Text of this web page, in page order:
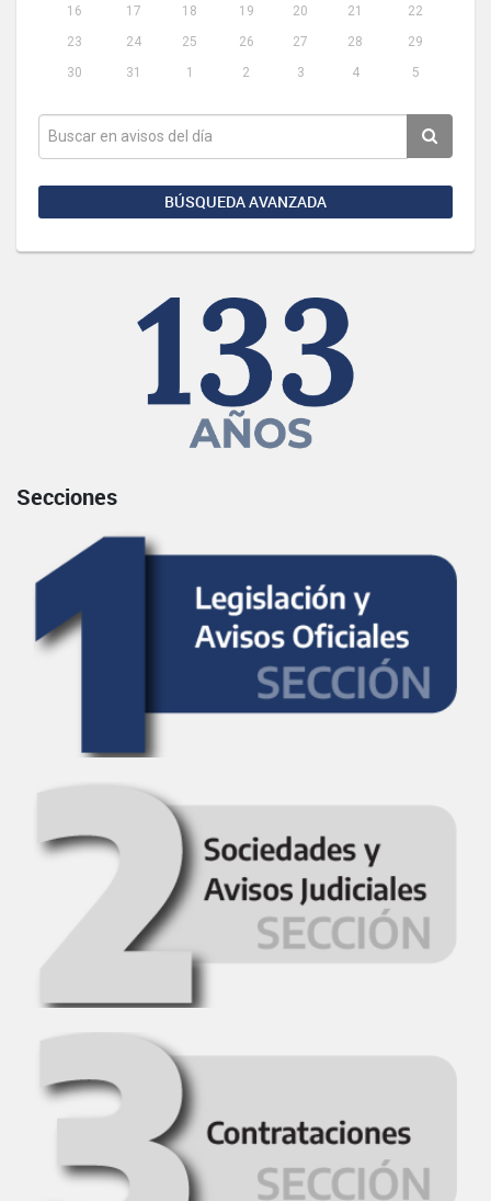
16
17 18 19 20 21
22
23
24 25 26 27 28
29
30
31 1 2 3 4 5
BÚSQUEDA AVANZADA
Secciones